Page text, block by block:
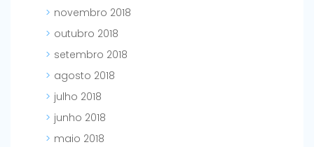
novembro 2018
outubro 2018
setembro 2018
agosto 2018
julho 2018
junho 2018
maio 2018